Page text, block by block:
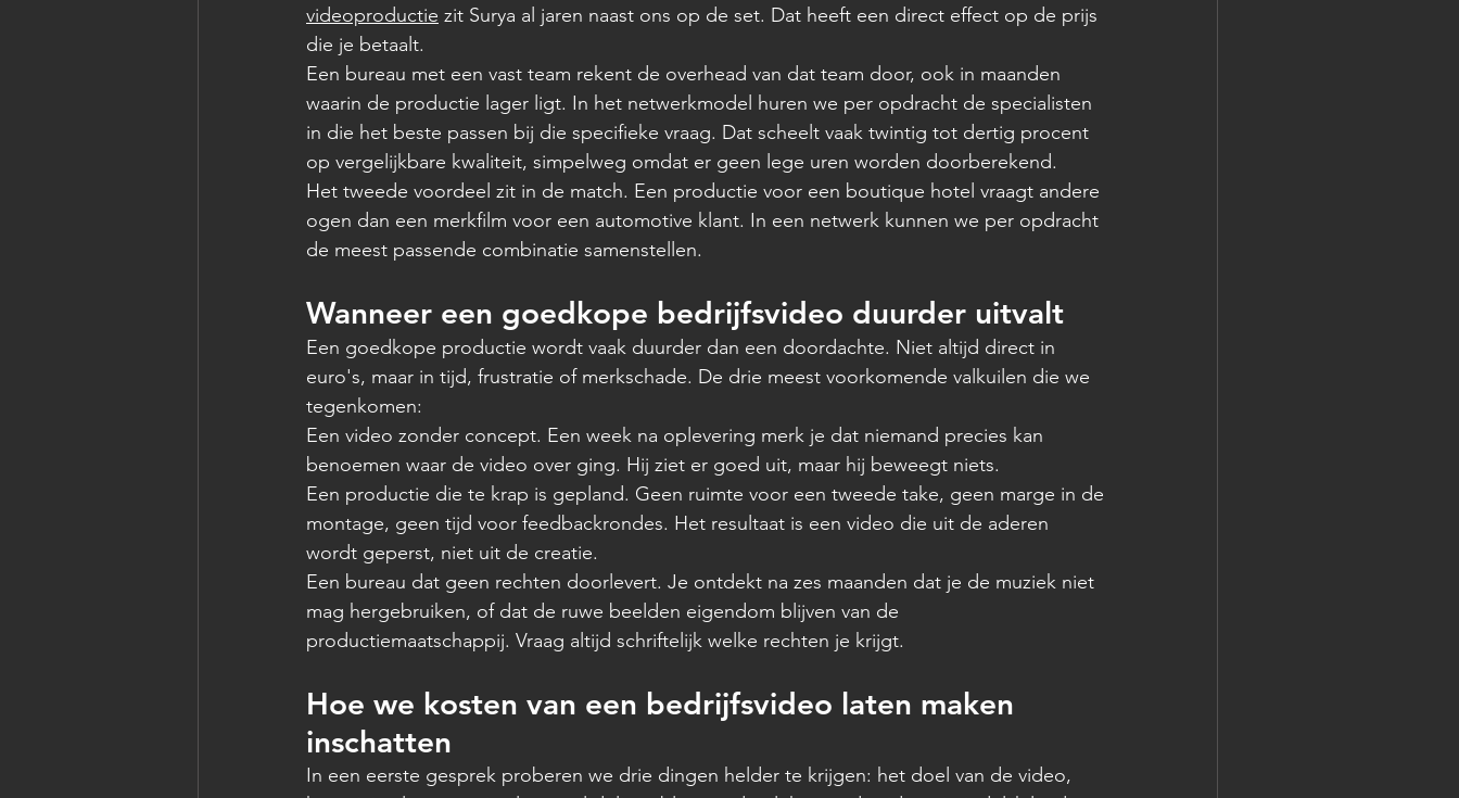
videoproductie zit Surya al jaren naast ons op de set. Dat heeft een direct effect op de prijs
die je betaalt.
Een bureau met een vast team rekent de overhead van dat team door, ook in maanden
waarin de productie lager ligt. In het netwerkmodel huren we per opdracht de specialisten
in die het beste passen bij die specifieke vraag. Dat scheelt vaak twintig tot dertig procent
op vergelijkbare kwaliteit, simpelweg omdat er geen lege uren worden doorberekend.
Het tweede voordeel zit in de match. Een productie voor een boutique hotel vraagt andere
ogen dan een merkfilm voor een automotive klant. In een netwerk kunnen we per opdracht
de meest passende combinatie samenstellen.
Wanneer een goedkope bedrijfsvideo duurder uitvalt
Een goedkope productie wordt vaak duurder dan een doordachte. Niet altijd direct in
euro's, maar in tijd, frustratie of merkschade. De drie meest voorkomende valkuilen die we
tegenkomen:
Een video zonder concept. Een week na oplevering merk je dat niemand precies kan
benoemen waar de video over ging. Hij ziet er goed uit, maar hij beweegt niets.
Een productie die te krap is gepland. Geen ruimte voor een tweede take, geen marge in de
montage, geen tijd voor feedbackrondes. Het resultaat is een video die uit de aderen
wordt geperst, niet uit de creatie.
Een bureau dat geen rechten doorlevert. Je ontdekt na zes maanden dat je de muziek niet
mag hergebruiken, of dat de ruwe beelden eigendom blijven van de
productiemaatschappij. Vraag altijd schriftelijk welke rechten je krijgt.
Hoe we kosten van een bedrijfsvideo laten maken
inschatten
In een eerste gesprek proberen we drie dingen helder te krijgen: het doel van de video,